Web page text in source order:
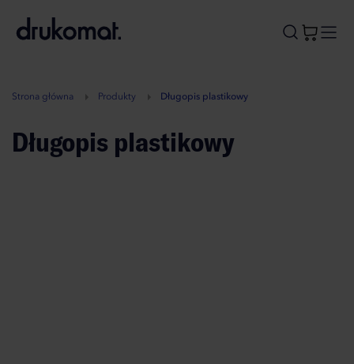
A
Strona główna Produkty Długopis plastikowy
Długopis plastikowy